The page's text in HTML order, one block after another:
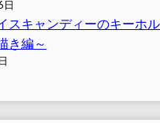
スキャンディーのキーホ
き編～